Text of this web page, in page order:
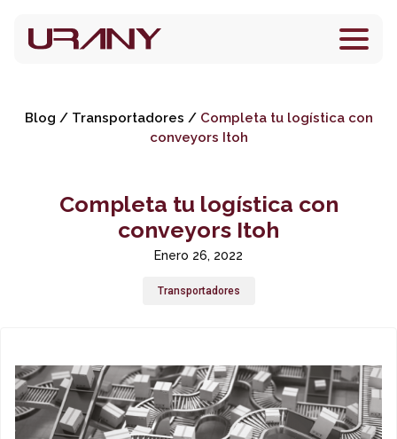
Blog / Transportadores / Completa tu logística con
conveyors Itoh
Completa tu logística con
conveyors Itoh
Enero 26, 2022
Transportadores